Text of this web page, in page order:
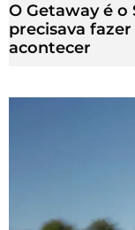
O Getaway é o
precisava
acontecer